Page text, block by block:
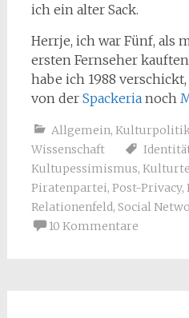
ich ein alter Sack.
Herrje, ich war Fünf, als
ersten Fernseher
habe ich 1988
von der Spackerianoch
Allgemein,
Wissenschaft
Kultupessimismus,
Piratenpartei, Post-Privacy,
Relationenfeld, Social
10 Kommentare